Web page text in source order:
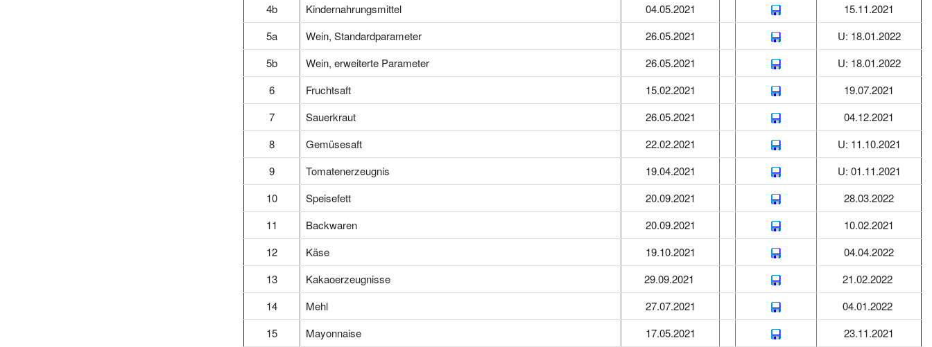
4b
Kindernahrungsmittel 04.05.2021
15.11.2021
5a
Wein, Standardparameter 26.05.2021
U: 18.01.2022
5b
Wein, erweiterte Parameter 26.05.2021
U: 18.01.2022
6
Fruchtsaft 15.02.2021
19.07.2021
7
Sauerkraut 26.05.2021
04.12.2021
8
Gemüsesaft 22.02.2021
U: 11.10.2021
9
Tomatenerzeugnis 19.04.2021
U: 01.11.2021
10
Speisefett 20.09.2021
28.03.2022
11
Backwaren 20.09.2021
10.02.2021
12
Käse 19.10.2021
04.04.2022
13
Kakaoerzeugnisse 29.09.2021
21.02.2022
14
Mehl 27.07.2021
04.01.2022
15
Mayonnaise 17.05.2021
23.11.2021